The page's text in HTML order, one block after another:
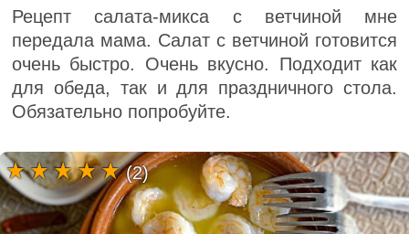
Рецепт салата-микса с ветчиной мне
передала мама. Салат с ветчиной готовится
очень быстро. Очень вкусно. Подходит как
для обеда, так и для праздничного стола.
Обязательно попробуйте.
(2)